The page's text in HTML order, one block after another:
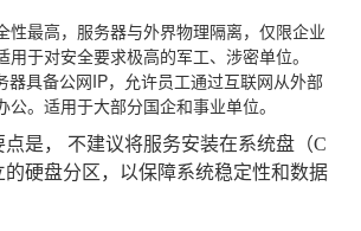
性最高，服务器与外界物理隔离，仅限企业
用于对安全要求极高的军工、涉密单位。
器具备公网IP，允许员工通过互联网从外部
公。适用于大部分国企和事业单位。
是， 不建议将服务安装在系统盘（C
的硬盘分区，以保障系统稳定性和数据